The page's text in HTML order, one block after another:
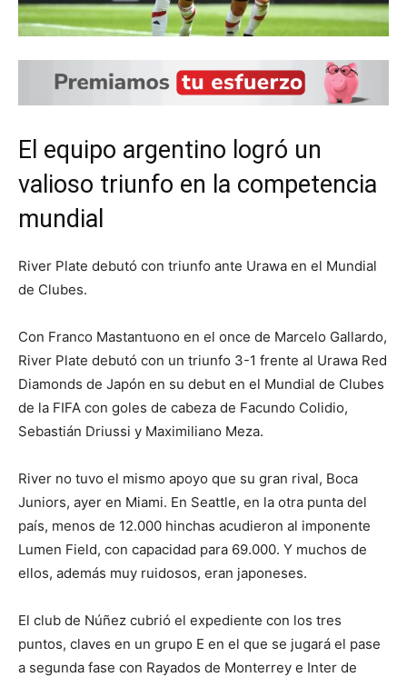
El equipo argentino logró un
valioso triunfo en la competencia
mundial
River Plate debutó con triunfo ante Urawa en el Mundial
de Clubes.
Con Franco Mastantuono en el once de Marcelo Gallardo,
River Plate debutó con un triunfo 3-1 frente al Urawa Red
Diamonds de Japón en su debut en el Mundial de Clubes
de la FIFA con goles de cabeza de Facundo Colidio,
Sebastián Driussi y Maximiliano Meza.
River no tuvo el mismo apoyo que su gran rival, Boca
Juniors, ayer en Miami. En Seattle, en la otra punta del
país, menos de 12.000 hinchas acudieron al imponente
Lumen Field, con capacidad para 69.000. Y muchos de
ellos, además muy ruidosos, eran japoneses.
El club de Núñez cubrió el expediente con los tres
puntos, claves en un grupo E en el que se jugará el pase
a segunda fase con Rayados de Monterrey e Inter de